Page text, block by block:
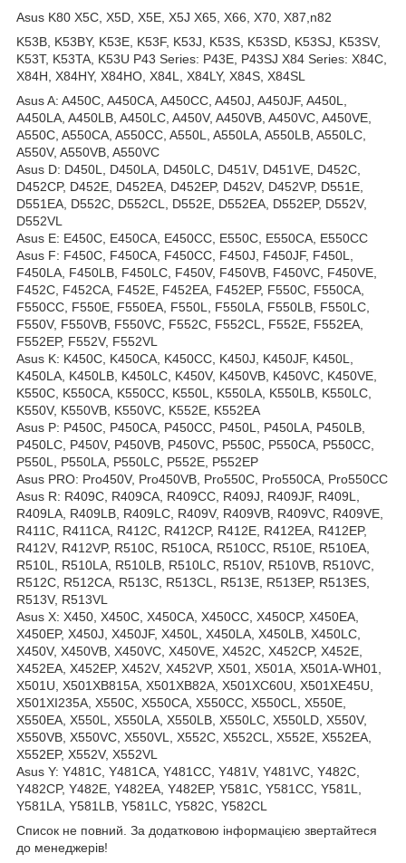
Asus K80 X5C, X5D, X5E, X5J X65, X66, X70, X87,n82
K53B, K53BY, K53E, K53F, K53J, K53S, K53SD, K53SJ, K53SV,
K53T, K53TA, K53U P43 Series: P43E, P43SJ X84 Series: X84C,
X84H, X84HY, X84HO, X84L, X84LY, X84S, X84SL
Asus A: A450C, A450CA, A450CC, A450J, A450JF, A450L,
A450LA, A450LB, A450LC, A450V, A450VB, A450VC, A450VE,
A550C, A550CA, A550CC, A550L, A550LA, A550LB, A550LC,
A550V, A550VB, A550VC
Asus D: D450L, D450LA, D450LC, D451V, D451VE, D452C,
D452CP, D452E, D452EA, D452EP, D452V, D452VP, D551E,
D551EA, D552C, D552CL, D552E, D552EA, D552EP, D552V,
D552VL
Asus E: E450C, E450CA, E450CC, E550C, E550CA, E550CC
Asus F: F450C, F450CA, F450CC, F450J, F450JF, F450L,
F450LA, F450LB, F450LC, F450V, F450VB, F450VC, F450VE,
F452C, F452CA, F452E, F452EA, F452EP, F550C, F550CA,
F550CC, F550E, F550EA, F550L, F550LA, F550LB, F550LC,
F550V, F550VB, F550VC, F552C, F552CL, F552E, F552EA,
F552EP, F552V, F552VL
Asus K: K450C, K450CA, K450CC, K450J, K450JF, K450L,
K450LA, K450LB, K450LC, K450V, K450VB, K450VC, K450VE,
K550C, K550CA, K550CC, K550L, K550LA, K550LB, K550LC,
K550V, K550VB, K550VC, K552E, K552EA
Asus P: P450C, P450CA, P450CC, P450L, P450LA, P450LB,
P450LC, P450V, P450VB, P450VC, P550C, P550CA, P550CC,
P550L, P550LA, P550LC, P552E, P552EP
Asus PRO: Pro450V, Pro450VB, Pro550C, Pro550CA, Pro550CC
Asus R: R409C, R409CA, R409CC, R409J, R409JF, R409L,
R409LA, R409LB, R409LC, R409V, R409VB, R409VC, R409VE,
R411C, R411CA, R412C, R412CP, R412E, R412EA, R412EP,
R412V, R412VP, R510C, R510CA, R510CC, R510E, R510EA,
R510L, R510LA, R510LB, R510LC, R510V, R510VB, R510VC,
R512C, R512CA, R513C, R513CL, R513E, R513EP, R513ES,
R513V, R513VL
Asus X: X450, X450C, X450CA, X450CC, X450CP, X450EA,
X450EP, X450J, X450JF, X450L, X450LA, X450LB, X450LC,
X450V, X450VB, X450VC, X450VE, X452C, X452CP, X452E,
X452EA, X452EP, X452V, X452VP, X501, X501A, X501A-WH01,
X501U, X501XB815A, X501XB82A, X501XC60U, X501XE45U,
X501XI235A, X550C, X550CA, X550CC, X550CL, X550E,
X550EA, X550L, X550LA, X550LB, X550LC, X550LD, X550V,
X550VB, X550VC, X550VL, X552C, X552CL, X552E, X552EA,
X552EP, X552V, X552VL
Asus Y: Y481C, Y481CA, Y481CC, Y481V, Y481VC, Y482C,
Y482CP, Y482E, Y482EA, Y482EP, Y581C, Y581CC, Y581L,
Y581LA, Y581LB, Y581LC, Y582C, Y582CL
Список не повний. За додатковою інформацією звертайтеся
до менеджерів!